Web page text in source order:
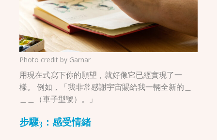
Photo credit by Garnar
用現在式寫下你的願望，就好像它已經實現了一
樣。 例如，「我非常感謝宇宙賜給我一輛全新的＿
＿＿（車子型號）。」
步驟3：感受情緒